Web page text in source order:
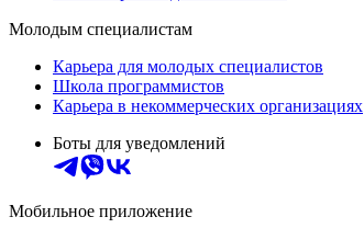
Молодым специалистам
Карьера для молодых специалистов
Школа программистов
Карьера в некоммерческих организациях
Боты для уведомлений
Мобильное приложение